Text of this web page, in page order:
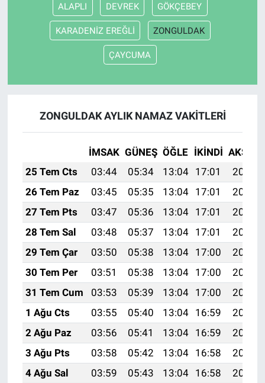
ALAPLI DEVREK GÖKÇEBEY
KARADENİZ EREĞLİ ZONGULDAK
ÇAYCUMA
ZONGULDAK AYLIK NAMAZ VAKITLERI
İMSAK GÜNEŞ ÖĞLE İKINDI AKŞAM
25 Tem Cts
03:44 05:34 13:04 17:01
20:25
26 Tem Paz
03:45 05:35 13:04 17:01
20:24
27 Tem Pts
03:47 05:36 13:04 17:01
20:23
28 Tem Sal
03:48 05:37 13:04 17:01
20:22
29 Tem Çar
03:50 05:38 13:04 17:00
20:21
30 Tem Per
03:51 05:38 13:04 17:00
20:20
31 Tem Cum
03:53 05:39 13:04 17:00
20:19
1 Ağu Cts
03:55 05:40 13:04 16:59
20:18
2 Ağu Paz
03:56 05:41 13:04 16:59
20:17
3 Ağu Pts
03:58 05:42 13:04 16:58
20:16
4 Ağu Sal
03:59 05:43 13:04 16:58
20:15